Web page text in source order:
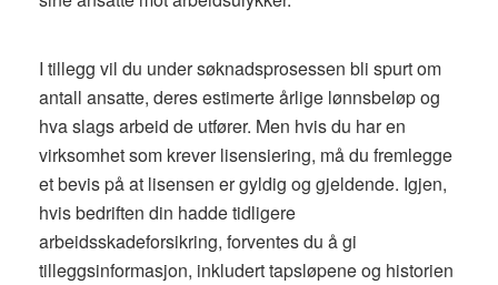
I tillegg vil du under søknadsprosessen bli spurt om
antall ansatte, deres estimerte årlige lønnsbeløp og
hva slags arbeid de utfører. Men hvis du har en
virksomhet som krever lisensiering, må du fremlegge
et bevis på at lisensen er gyldig og gjeldende. Igjen,
hvis bedriften din hadde tidligere
arbeidsskadeforsikring, forventes du å gi
tilleggsinformasjon, inkludert tapsløpene og historien